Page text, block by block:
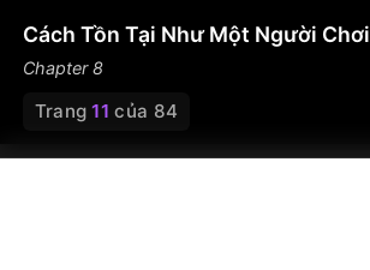
Cách Tồn Tại Như Một Người Chơi
Chapter 8
Trang11 của 84